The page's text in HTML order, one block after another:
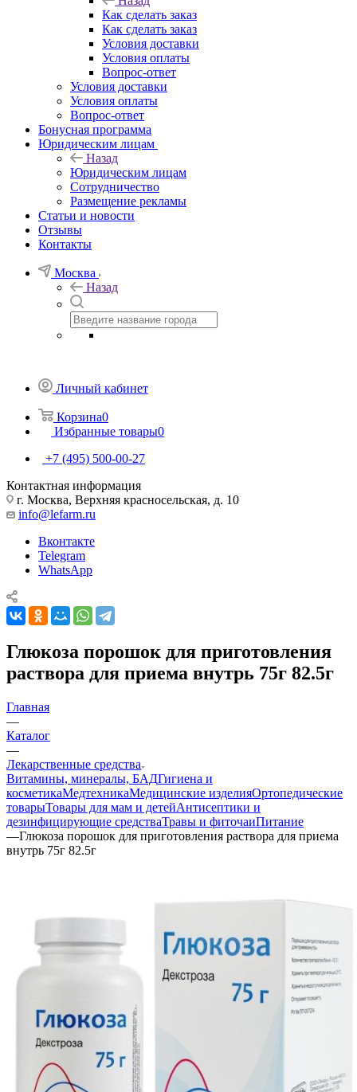
Как сделать заказ
Как сделать заказ
Условия доставки
Условия оплаты
Вопрос-ответ
Условия доставки
Условия оплаты
Вопрос-ответ
Бонусная программа
Юридическим лицам
Назад
Юридическим лицам
Сотрудничество
Размещение рекламы
Статьи и новости
Отзывы
Контакты
Москва
Назад
Личный кабинет
Корзина0
Избранные товары0
+7 (495) 500-00-27
Контактная информация
г. Москва, Верхняя красносельская, д. 10
info@lefarm.ru
Вконтакте
Telegram
WhatsApp
Глюкоза порошок для приготовления
раствора для приема внутрь 75г 82.5г
Главная
—
Каталог
—
Лекарственные средства
Витамины, минералы, БАДГигиена и
косметикаМедтехникаМедицинские изделияОртопедические
товарыТовары для мам и детейАнтисептики и
дезинфицирующие средстваТравы и фиточаиПитание
—Глюкоза порошок для приготовления раствора для приема
внутрь 75г 82.5г